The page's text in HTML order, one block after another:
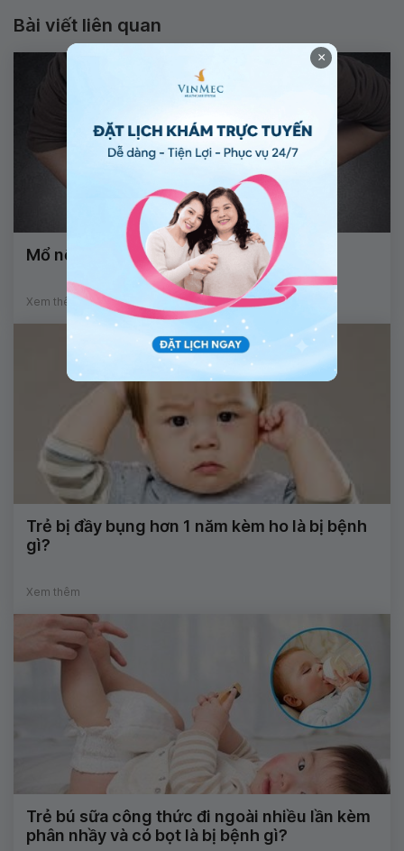
Bài viết liên quan
Mổ nội soi điều trị thoát vị hoành
Xem thêm
Trẻ bị đầy bụng hơn 1 năm kèm ho là bị bệnh
gì?
Xem thêm
Trẻ bú sữa công thức đi ngoài nhiều lần kèm
phân nhầy và có bọt là bị bệnh gì?
×